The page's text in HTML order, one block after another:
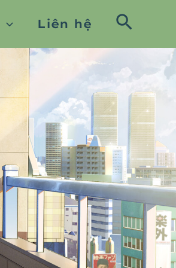
Liên hệ Search